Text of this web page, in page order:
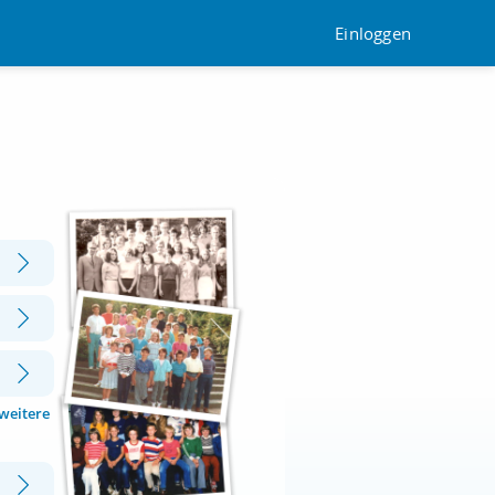
Einloggen